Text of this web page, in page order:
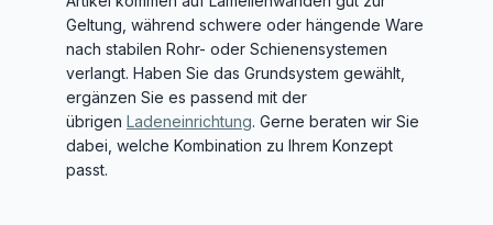
Geltung, während schwere oder hängende Ware
nach stabilen Rohr- oder Schienensystemen
verlangt. Haben Sie das Grundsystem gewählt,
ergänzen Sie es passend mit der
übrigen Ladeneinrichtung. Gerne beraten wir Sie
dabei, welche Kombination zu Ihrem Konzept
passt.